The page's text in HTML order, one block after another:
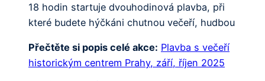
18 hodin startuje dvouhodinová plavba, při
které budete hýčkáni chutnou večeří, hudbou
Přečtěte si popis celé akce: Plavba s večeří
historickým centrem Prahy, září, říjen 2025